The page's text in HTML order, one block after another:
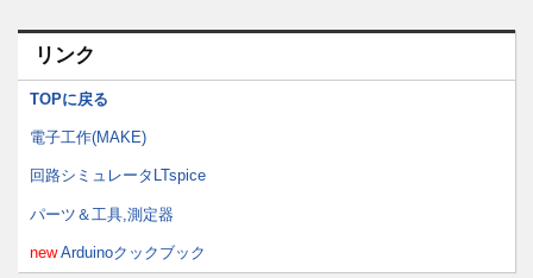
リンク
TOPに戻る
電子工作(MAKE)
回路シミュレータLTspice
パーツ＆工具,測定器
newArduinoクックブック